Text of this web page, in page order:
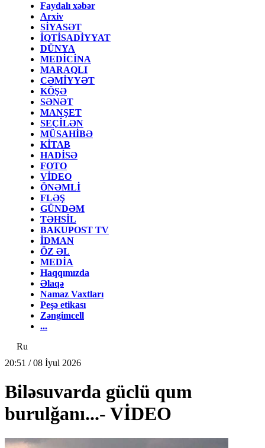
Faydalı xəbər
Arxiv
SİYASƏT
İQTİSADİYYAT
DÜNYA
MEDİCİNA
MARAQLI
CƏMİYYƏT
KÖŞƏ
SƏNƏT
MANŞET
SEÇİLƏN
MÜSAHİBƏ
KİTAB
HADİSƏ
FOTO
VİDEO
ÖNƏMLİ
FLƏŞ
GÜNDƏM
TƏHSİL
BAKUPOST TV
İDMAN
ÖZ ƏL
MEDİA
Haqqımızda
Əlaqə
Namaz Vaxtları
Peşə etikası
Zəngimcell
...
Ru
20:51 / 08 İyul 2026
Biləsuvarda güclü qum
burulğanı...- VİDEO